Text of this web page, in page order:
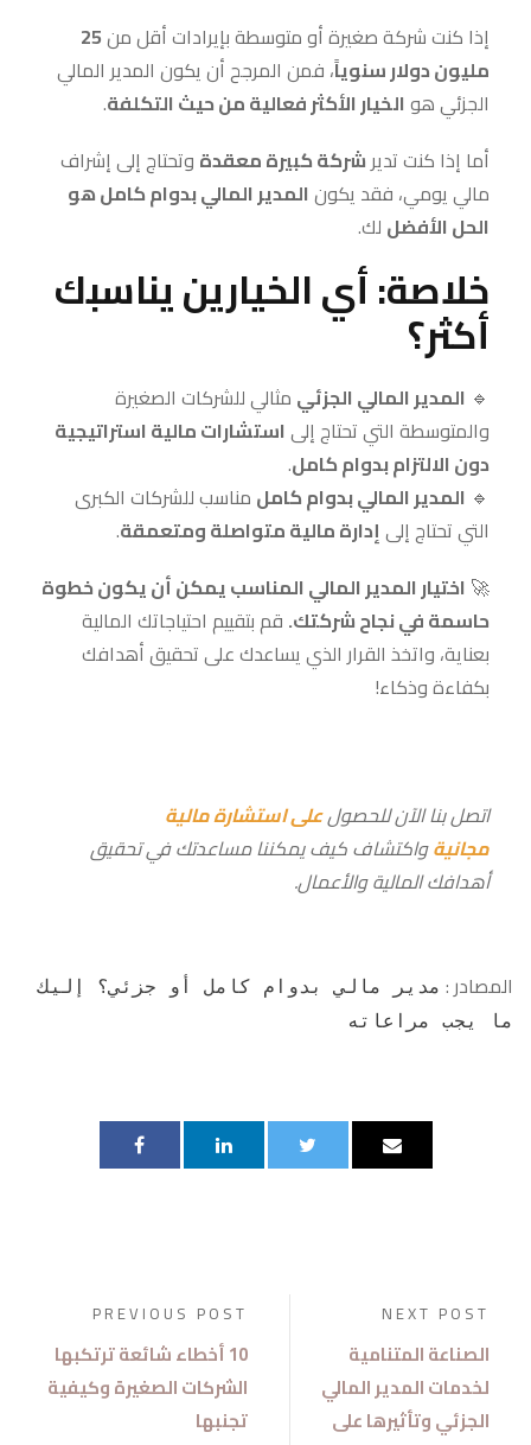
إذا كنت شركة صغيرة أو متوسطة بإيرادات أقل من25
مليون دولار سنوياً، فمن المرجح أن يكون المدير المالي
الجزئي هو الخيار الأكثر فعالية من حيث التكلفة.
أما إذا كنت تديرشركة كبيرة معقدة وتحتاج إلى إشراف
مالي يومي، فقد يكون المدير المالي بدوام كامل هو
الحل الأفضل لك.
خلاصة: أي الخيارين يناسبك
أكثر؟
🔹 المدير المالي الجزئي مثالي للشركات الصغيرة
والمتوسطة التي تحتاج إلى استشارات مالية استراتيجية
دون الالتزام بدوام كامل.
🔹 المدير المالي بدوام كامل مناسب للشركات الكبرى
التي تحتاج إلىإدارة مالية متواصلة ومتعمقة.
🚀 اختيار المدير المالي المناسب يمكن أن يكون خطوة
حاسمة في نجاح شركتك. قم بتقييم احتياجاتك المالية
بعناية، واتخذ القرار الذي يساعدك على تحقيق أهدافك
بكفاءة وذكاء!
اتصل بنا الآن للحصولعلى استشارة مالية
مجانيةواكتشاف كيف يمكننا مساعدتك في تحقيق
أهدافك المالية والأعمال.
المصادر : مدير مالي بدوام كامل أو جزئي؟ إليك
ما يجب مراعاته
PREVIOUS POST
10 أخطاء شائعة ترتكبها
الشركات الصغيرة وكيفية
تجنبها
NEXT POST
الصناعة المتنامية
لخدمات المدير المالي
الجزئي وتأثيرها على